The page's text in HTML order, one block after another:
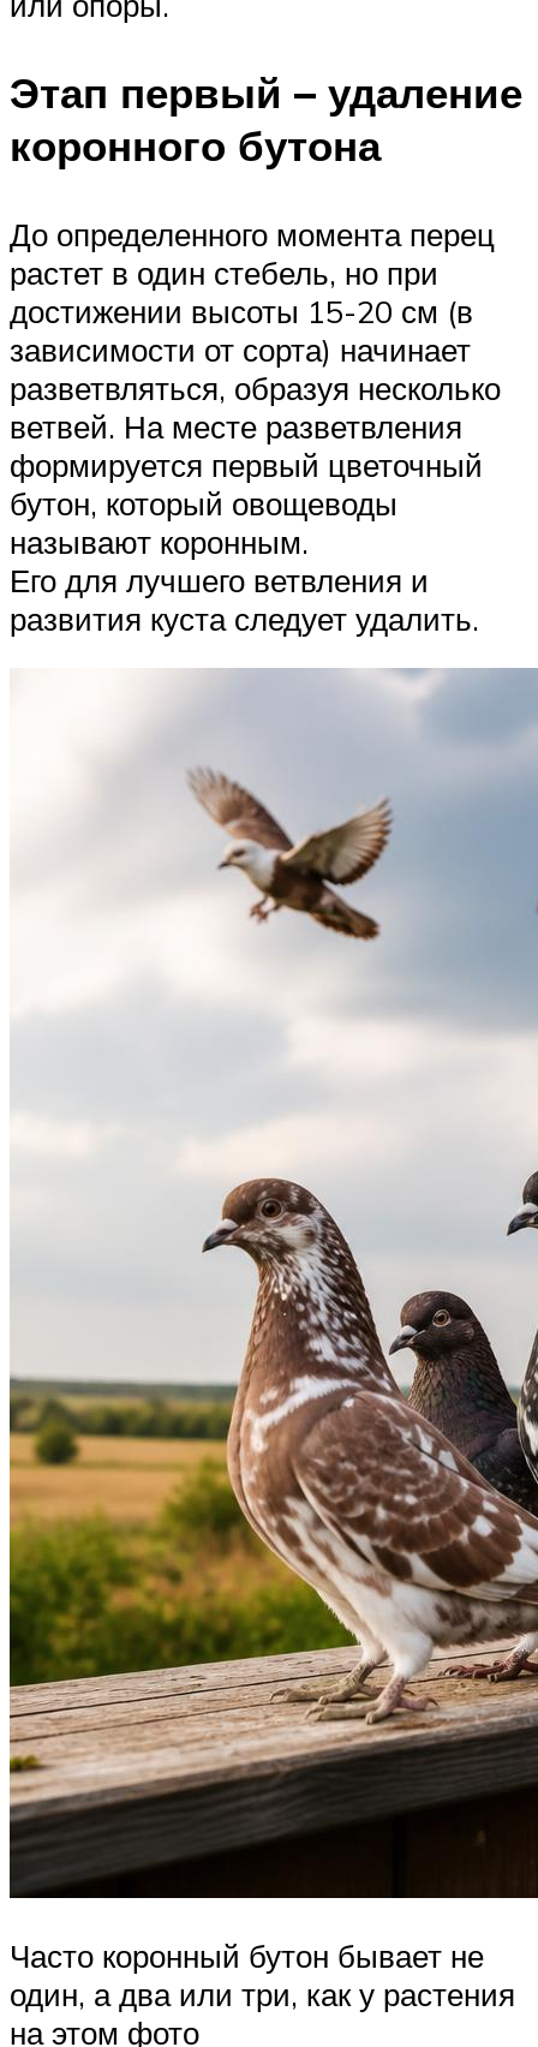
Этап первый – удаление
коронного бутона
До определенного момента перец
растет в один стебель, но при
достижении высоты 15-20 см (в
зависимости от сорта) начинает
разветвляться, образуя несколько
ветвей. На месте разветвления
формируется первый цветочный
бутон, который овощеводы
называют коронным.
Его для лучшего ветвления и
развития куста следует удалить.
Часто коронный бутон бывает не
один, а два или три, как у растения
на этом фото